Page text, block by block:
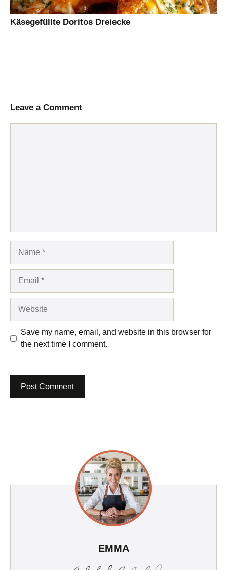
Käsegefüllte Doritos Dreiecke
Leave a Comment
Save my name, email, and website in this browser for
the next time I comment.
EMMA